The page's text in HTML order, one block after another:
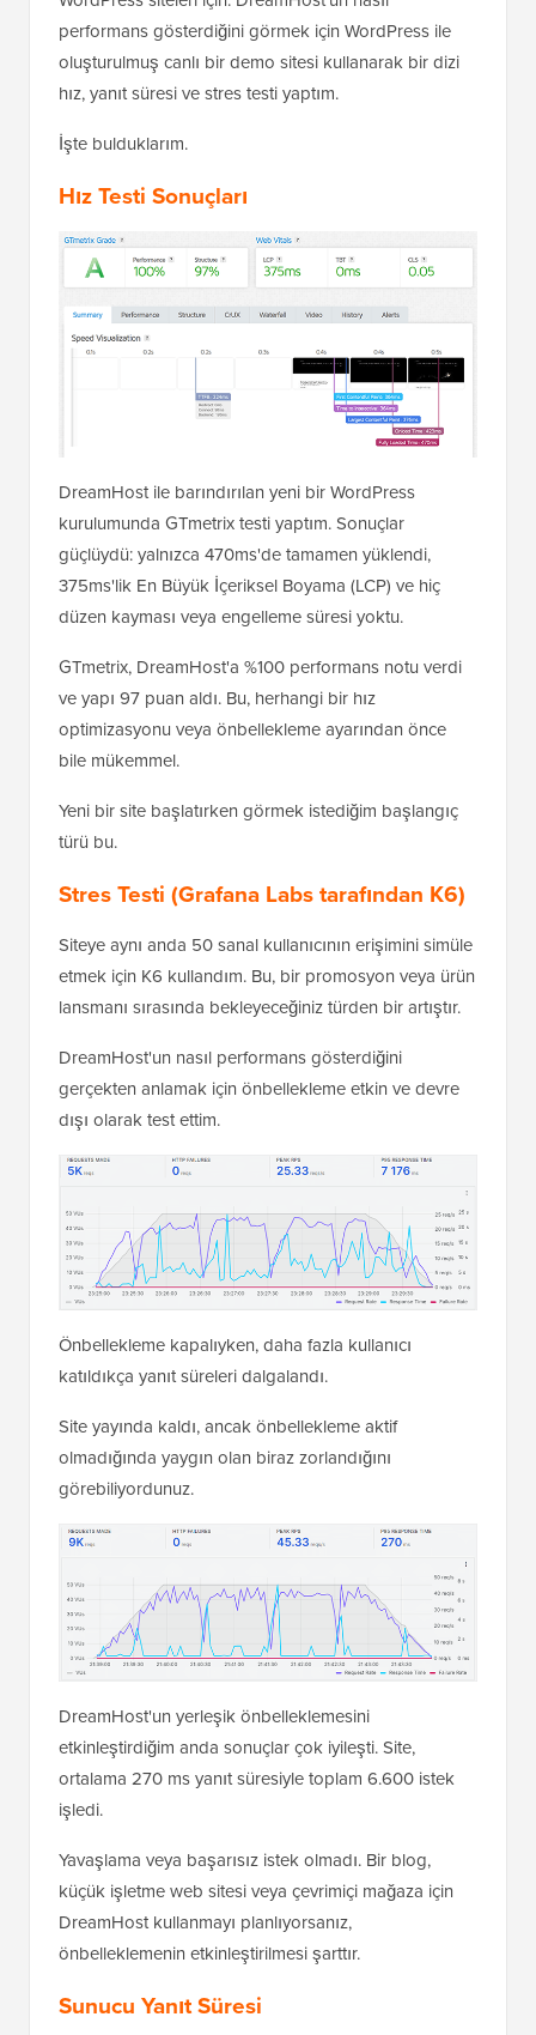
performans gösterdiğini görmek için WordPress ile
oluşturulmuş canlı bir demo sitesi kullanarak bir dizi
hız, yanıt süresi ve stres testi yaptım.
İşte bulduklarım.
Hız Testi Sonuçları
DreamHost ile barındırılan yeni bir WordPress
kurulumunda GTmetrix testi yaptım. Sonuçlar
güçlüydü: yalnızca 470ms'de tamamen yüklendi,
375ms'lik En Büyük İçeriksel Boyama (LCP) ve hiç
düzen kayması veya engelleme süresi yoktu.
GTmetrix, DreamHost'a %100 performans notu verdi
ve yapı 97 puan aldı. Bu, herhangi bir hız
optimizasyonu veya önbellekleme ayarından önce
bile mükemmel.
Yeni bir site başlatırken görmek istediğim başlangıç
türü bu.
Stres Testi (Grafana Labs tarafından K6)
Siteye aynı anda 50 sanal kullanıcının erişimini simüle
etmek için K6 kullandım. Bu, bir promosyon veya ürün
lansmanı sırasında bekleyeceğiniz türden bir artıştır.
DreamHost'un nasıl performans gösterdiğini
gerçekten anlamak için önbellekleme etkin ve devre
dışı olarak test ettim.
Önbellekleme kapalıyken, daha fazla kullanıcı
katıldıkça yanıt süreleri dalgalandı.
Site yayında kaldı, ancak önbellekleme aktif
olmadığında yaygın olan biraz zorlandığını
görebiliyordunuz.
DreamHost'un yerleşik önbelleklemesini
etkinleştirdiğim anda sonuçlar çok iyileşti. Site,
ortalama 270 ms yanıt süresiyle toplam 6.600 istek
işledi.
Yavaşlama veya başarısız istek olmadı. Bir blog,
küçük işletme web sitesi veya çevrimiçi mağaza için
DreamHost kullanmayı planlıyorsanız,
önbelleklemenin etkinleştirilmesi şarttır.
Sunucu Yanıt Süresi